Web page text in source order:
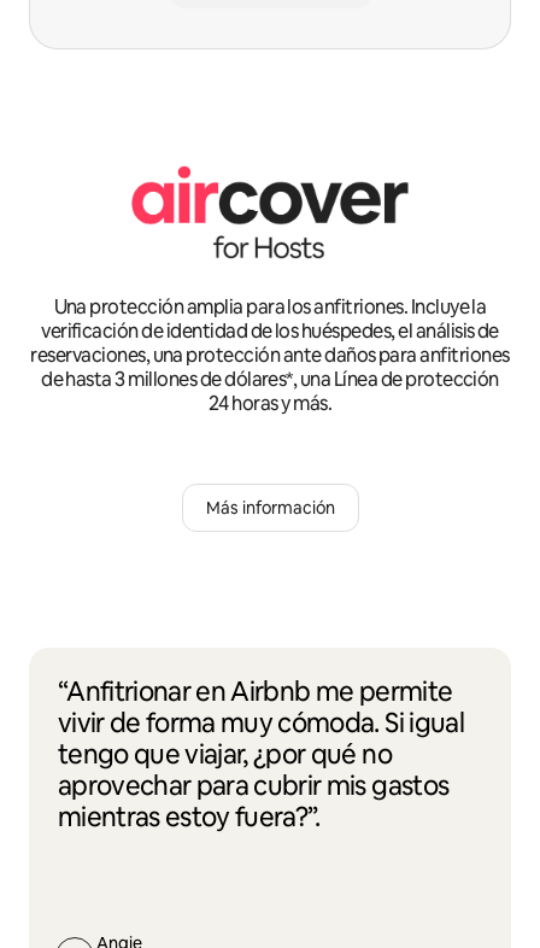
Una protección amplia para los anfitriones. Incluye la
verificación de identidad de los huéspedes, el análisis de
reservaciones, una protección ante daños para anfitriones
de hasta 3 millones de dólares*, una Línea de protección
24 horas y más.
Más información
“Anfitrionar en Airbnb me permite
vivir de forma muy cómoda. Si igual
tengo que viajar, ¿por qué no
aprovechar para cubrir mis gastos
mientras estoy fuera?”.
Angie